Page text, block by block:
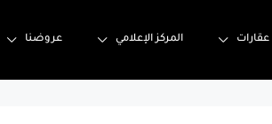
عقارات المركز الإعلامي عروضنا